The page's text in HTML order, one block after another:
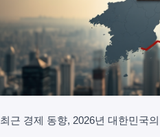
최근 경제 동향, 2026년 대한민국